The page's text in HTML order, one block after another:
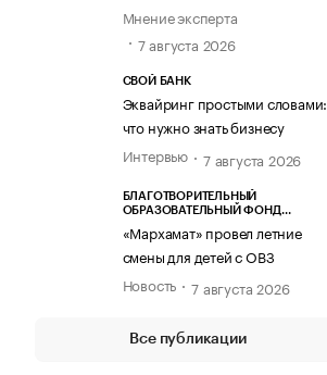
Мнение эксперта
7 августа 2026
СВОЙ БАНК
Эквайринг простыми словами:
что нужно знать бизнесу
Интервью
7 августа 2026
БЛАГОТВОРИТЕЛЬНЫЙ
ОБРАЗОВАТЕЛЬНЫЙ ФОНД
«Мархамат» провел летние
смены для детей с ОВЗ
Новость
7 августа 2026
Все публикации